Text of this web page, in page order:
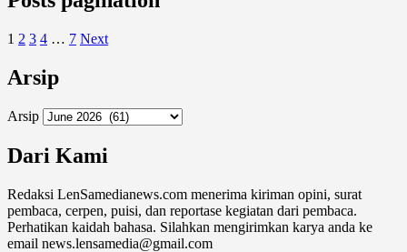
1 2 3 4 … 7 Next
Arsip
Arsip
Dari Kami
Redaksi LenSamedianews.com menerima kiriman opini, surat
pembaca, cerpen, puisi, dan reportase kegiatan dari pembaca.
Perhatikan kaidah bahasa. Silahkan mengirimkan karya anda ke
email news.lensamedia@gmail.com